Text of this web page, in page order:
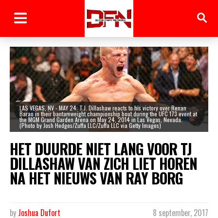
LAS VEGAS, NV - MAY 24: T.J. Dillashaw reacts to his victory over Renan
Barao in their bantamweight championship bout during the UFC 173 event at
the MGM Grand Garden Arena on May 24, 2014 in Las Vegas, Nevada.
(Photo by Josh Hedges/Zuffa LLC/Zuffa LLC via Getty Images)
HET DUURDE NIET LANG VOOR TJ
DILLASHAW VAN ZICH LIET HOREN
NA HET NIEUWS VAN RAY BORG
8 september, 2017
by Joshua Dufort